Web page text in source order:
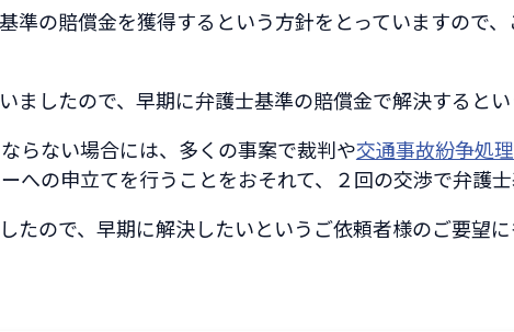
準の賠償金を獲得するという方針をとっていますので
ましたので、早期に弁護士基準の賠償金で解決すると
らない場合には、多くの事案で裁判や交通事故紛争処
への申立てを行うことをおそれて、２回の交渉で弁護
たので、早期に解決したいというご依頼者様のご要望に